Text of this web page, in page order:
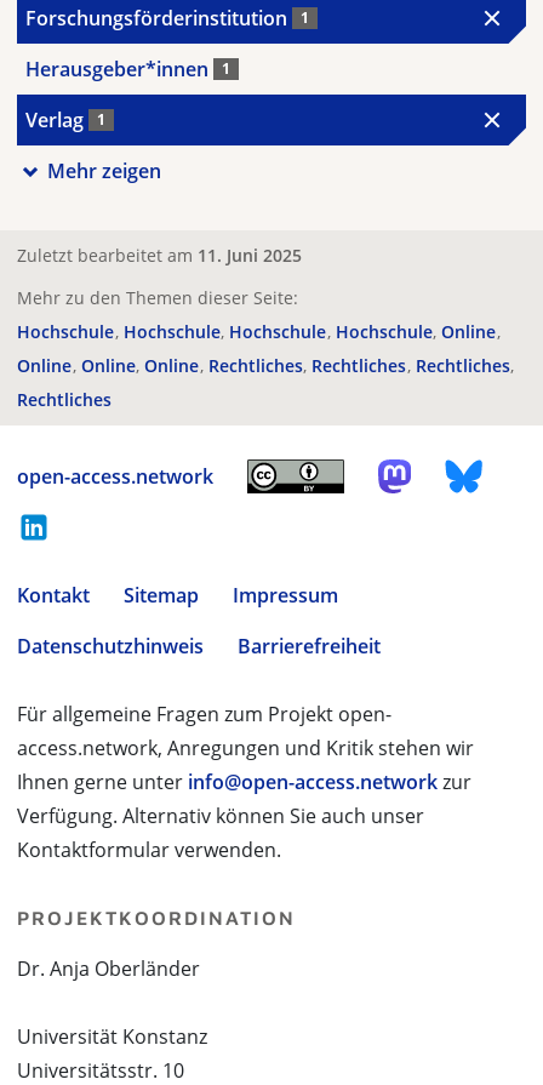
Forschungsförderinstitution 1
Herausgeber*innen 1
Verlag 1
Mehr zeigen
Zuletzt bearbeitet am 11. Juni 2025
Mehr zu den Themen dieser Seite:
Hochschule Hochschule Hochschule Hochschule Online
Online Online Online Rechtliches Rechtliches Rechtliches
Rechtliches
open-access.network
Kontakt Sitemap
Impressum
Datenschutzhinweis
Barrierefreiheit
Für allgemeine Fragen zum Projekt open-
access.network, Anregungen und Kritik stehen wir
Ihnen gerne unter info@open-access.networkzur
Verfügung. Alternativ können Sie auch unser
Kontaktformular verwenden.
PROJEKTKOORDINATION
Dr. Anja Oberländer
Universität Konstanz
Universitätsstr. 10